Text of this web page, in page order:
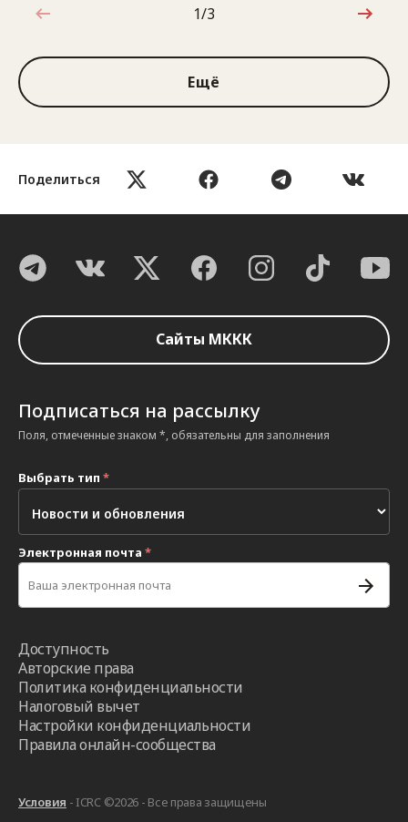
Поделиться
1 из 3
1/3
Ещё
Сайты МККК
Подписаться на рассылку
Поля, отмеченные знаком *, обязательны для заполнения
Выбрать тип *
Электронная почта *
Доступность
Авторские права
Политика конфиденциальности
Налоговый вычет
Настройки конфиденциальности
Правила онлайн-сообщества
Условия - ICRC ©2026 - Все права защищены